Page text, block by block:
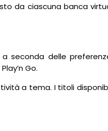
da ciascuna banca
delle
Go.
a tema. I titoli